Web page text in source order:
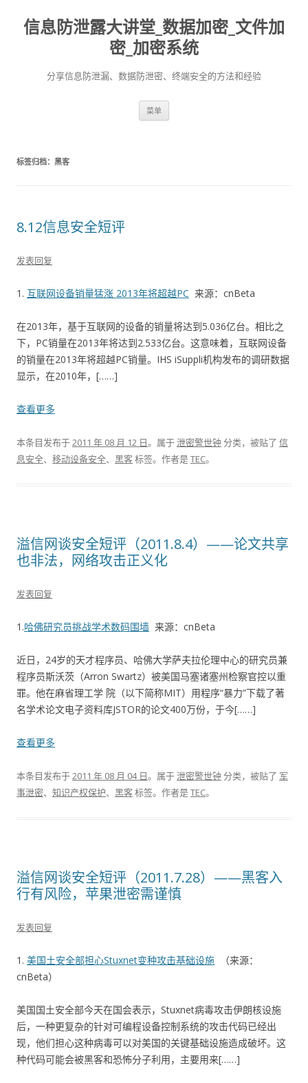
信息防泄露大讲堂_数据加密_文件加
密_加密系统
分享信息防泄漏、数据防泄密、终端安全的方法和经验
菜单
标签归档： 黑客
8.12信息安全短评
发表回复
1. 互联网设备销量猛涨 2013年将超越PC 来源：cnBeta
在2013年，基于互联网的设备的销量将达到5.036亿台。相比之
下，PC销量在2013年将达到2.533亿台。这意味着，互联网设备
的销量在2013年将超越PC销量。IHS iSuppli机构发布的调研数据
显示，在2010年，[……]
查看更多
本条目发布于2011 年 08 月 12 日。属于泄密警世钟 分类，被贴了 信
息安全、 移动设备安全、 黑客标签。 作者是TEC。
溢信网谈安全短评（2011.8.4）——论文共享
也非法，网络攻击正义化
发表回复
1.哈佛研究员挑战学术数码围墙 来源：cnBeta
近日，24岁的天才程序员、哈佛大学萨夫拉伦理中心的研究员兼
程序员斯沃茨（Arron Swartz）被美国马塞诸塞州检察官控以重
罪。他在麻省理工学 院（以下简称MIT）用程序“暴力”下载了著
名学术论文电子资料库JSTOR的论文400万份，于今[……]
查看更多
本条目发布于2011 年 08 月 04 日。属于泄密警世钟 分类，被贴了 军
事泄密、 知识产权保护、 黑客标签。 作者是TEC。
溢信网谈安全短评（2011.7.28）——黑客入
行有风险，苹果泄密需谨慎
发表回复
1. 美国土安全部担心Stuxnet变种攻击基础设施 （来源：
cnBeta）
美国国土安全部今天在国会表示，Stuxnet病毒攻击伊朗核设施
后，一种更复杂的针对可编程设备控制系统的攻击代码已经出
现，他们担心这种病毒可以对美国的关键基础设施造成破坏。这
种代码可能会被黑客和恐怖分子利用，主要用来[……]